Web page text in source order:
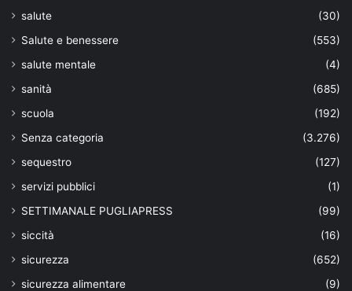
salute
(30)
Salute e benessere
(553)
salute mentale
(4)
sanità
(685)
scuola
(192)
Senza categoria
(3.276)
sequestro
(127)
servizi pubblici
(1)
SETTIMANALE PUGLIAPRESS
(99)
siccità
(16)
sicurezza
(652)
sicurezza alimentare
(9)